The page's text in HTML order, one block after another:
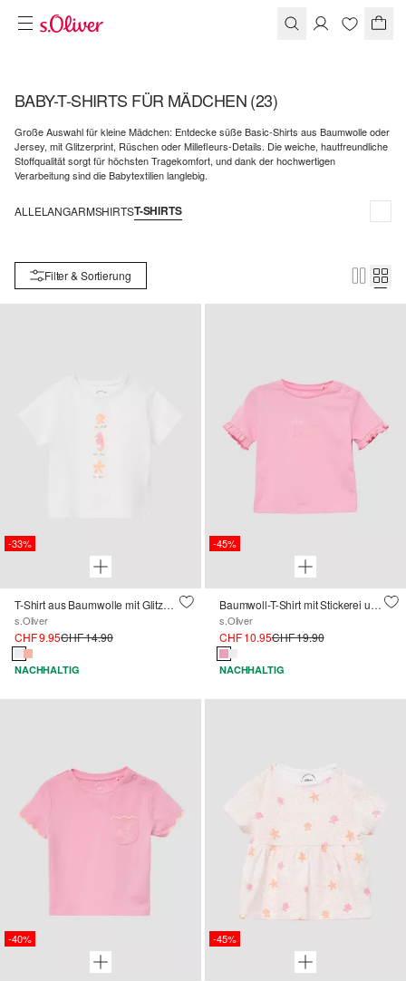
BABY-T-SHIRTS FÜR MÄDCHEN(23)
Große Auswahl für kleine Mädchen: Entdecke süße Basic-Shirts aus Baumwolle oder
Jersey, mit Glitzerprint, Rüschen oder Millefleurs-Details. Die weiche, hautfreundliche
Stoffqualität sorgt für höchsten Tragekomfort, und dank der hochwertigen
Verarbeitung sind die Babytextilien langlebig.
ALLELANGARMSHIRTST-SHIRTS
Filter & Sortierung
-33%
T-Shirt aus Baumwolle mit Glitzerprint
s.Oliver
CHF 9.95CHF 14.90
NACHHALTIG
-45%
Baumwoll-T-Shirt mit Stickerei und Volantärmeln
s.Oliver
CHF 10.95CHF 19.90
NACHHALTIG
-40% -45%